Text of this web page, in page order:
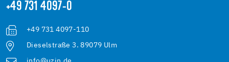
+49 731 4097-0
+49 731 4097-110
Dieselstraße 3. 89079 Ulm